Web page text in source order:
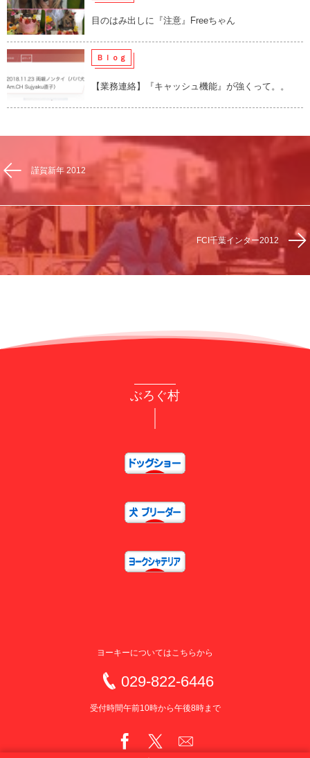
目のはみ出しに『注意』Freeちゃん
Ｂｌｏｇ
【業務連絡】『キャッシュ機能』が強くって。。
謹賀新年 2012
FCI千葉インター2012
ぶろぐ村
ヨーキーについてはこちらから
029-822-6446
受付時間午前10時から午後8時まで